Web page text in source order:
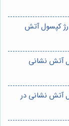
کپسول آتش
آتش نشانی
آتش نشانی در